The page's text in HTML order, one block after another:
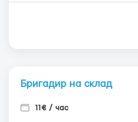
Бригадир на склад
11€ / час